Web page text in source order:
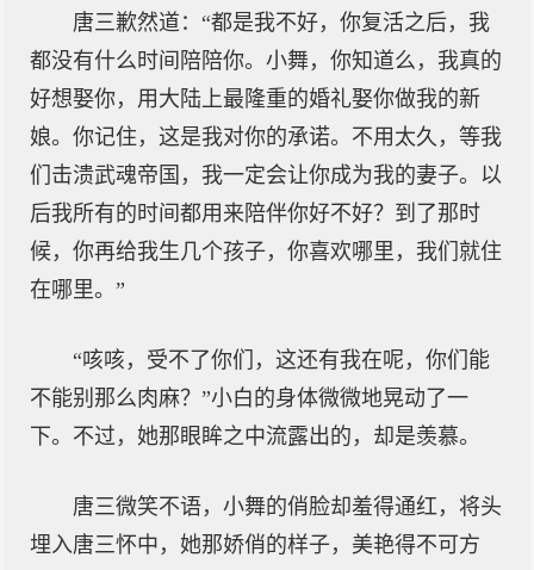
唐三歉然道：“都是我不好，你复活之后，我
都没有什么时间陪陪你。小舞，你知道么，我真的
好想娶你，用大陆上最隆重的婚礼娶你做我的新
娘。你记住，这是我对你的承诺。不用太久，等我
们击溃武魂帝国，我一定会让你成为我的妻子。以
后我所有的时间都用来陪伴你好不好？到了那时
候，你再给我生几个孩子，你喜欢哪里，我们就住
在哪里。”
“咳咳，受不了你们，这还有我在呢，你们能
不能别那么肉麻？”小白的身体微微地晃动了一
下。不过，她那眼眸之中流露出的，却是羡慕。
唐三微笑不语，小舞的俏脸却羞得通红，将头
埋入唐三怀中，她那娇俏的样子，美艳得不可方